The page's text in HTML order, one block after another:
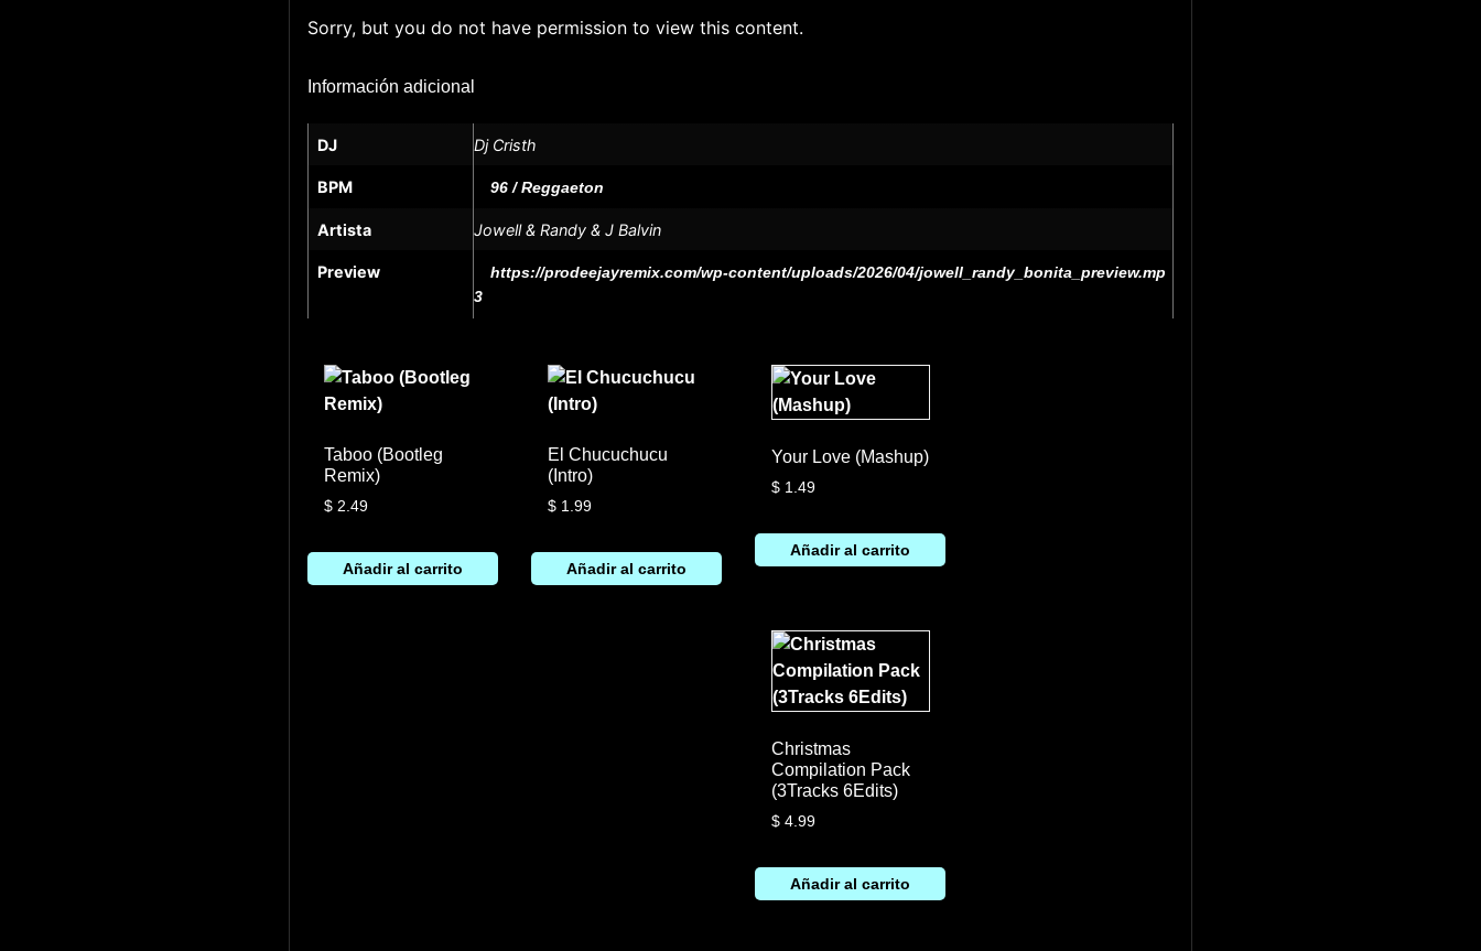
Sorry, but you do not have permission to view this content.
Información adicional
DJ Dj Cristh
BPM 96 / Reggaeton
Artista Jowell & Randy & J Balvin
Preview
https://prodeejayremix.com/wp-content/uploads/2026/04/jowell_randy_bonita_preview.mp
3
Taboo (Bootleg
Remix)
$ 2.49
Añadir al carrito
El Chucuchucu
(Intro)
$ 1.99
Añadir al carrito
Your Love (Mashup)
$ 1.49
Añadir al carrito
Christmas
Compilation Pack
(3Tracks 6Edits)
$ 4.99
Añadir al carrito